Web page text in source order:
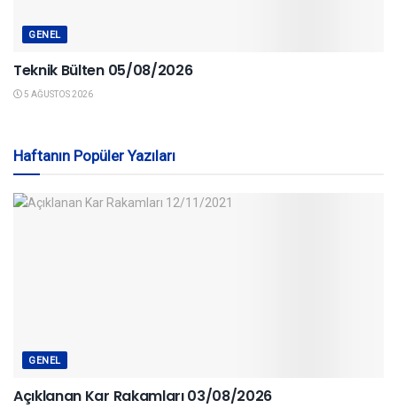
GENEL
Teknik Bülten 05/08/2026
5 AĞUSTOS 2026
Haftanın Popüler Yazıları
GENEL
Açıklanan Kar Rakamları 03/08/2026